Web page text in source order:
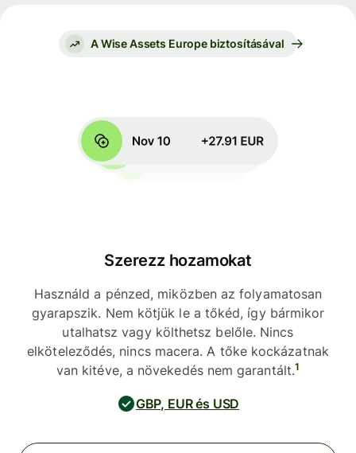
A Wise Assets Europe biztosításával
Szerezz hozamokat
Használd a pénzed, miközben az folyamatosan
gyarapszik. Nem kötjük le a tőkéd, így bármikor
utalhatsz vagy költhetsz belőle. Nincs
elköteleződés, nincs macera. A tőke kockázatnak
van kitéve, a növekedés nem garantált.1
GBP, EUR és USD